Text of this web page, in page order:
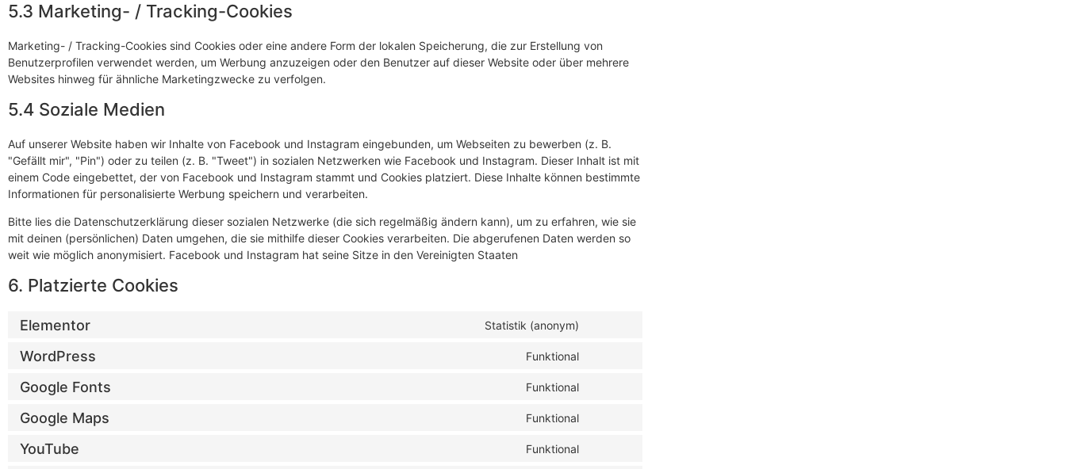
5.3 Marketing- / Tracking-Cookies
Marketing- / Tracking-Cookies sind Cookies oder eine andere Form der lokalen Speicherung, die zur Erstellung von
Benutzerprofilen verwendet werden, um Werbung anzuzeigen oder den Benutzer auf dieser Website oder über mehrere
Websites hinweg für ähnliche Marketingzwecke zu verfolgen.
5.4 Soziale Medien
Auf unserer Website haben wir Inhalte von Facebook und Instagram eingebunden, um Webseiten zu bewerben (z. B.
"Gefällt mir", "Pin") oder zu teilen (z. B. "Tweet") in sozialen Netzwerken wie Facebook und Instagram. Dieser Inhalt ist mit
einem Code eingebettet, der von Facebook und Instagram stammt und Cookies platziert. Diese Inhalte können bestimmte
Informationen für personalisierte Werbung speichern und verarbeiten.
Bitte lies die Datenschutzerklärung dieser sozialen Netzwerke (die sich regelmäßig ändern kann), um zu erfahren, wie sie
mit deinen (persönlichen) Daten umgehen, die sie mithilfe dieser Cookies verarbeiten. Die abgerufenen Daten werden so
weit wie möglich anonymisiert. Facebook und Instagram hat seine Sitze in den Vereinigten Staaten
6. Platzierte Cookies
Elementor Statistik (anonym)
WordPress Funktional
Google Fonts Funktional
Google Maps Funktional
YouTube Funktional